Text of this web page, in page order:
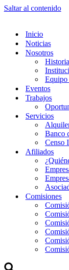
Saltar al contenido
Inicio
Noticias
Nosotros
Historia
Equipo
Eventos
Trabajos
Servicios
Banco
Censo
Afiliados
Comisiones